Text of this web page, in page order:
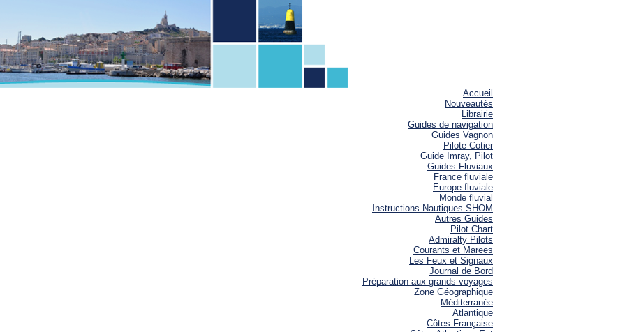
Accueil
Nouveautés
Librairie
Guides de navigation
Guides Vagnon
Pilote Cotier
Guide Imray, Pilot
Guides Fluviaux
France fluviale
Europe fluviale
Monde fluvial
Instructions Nautiques SHOM
Autres Guides
Pilot Chart
Admiralty Pilots
Courants et Marees
Les Feux et Signaux
Journal de Bord
Préparation aux grands voyages
Zone Géographique
Méditerranée
Atlantique
Côtes Française